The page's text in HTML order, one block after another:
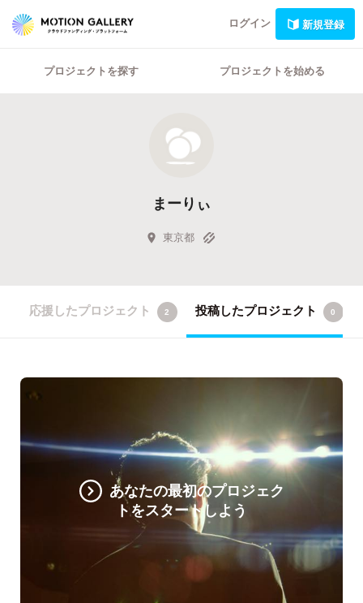
ログイン 新規登録
プロジェクトを探す プロジェクトを始める
まーりぃ
東京都
応援したプロジェクト 2 投稿したプロジェクト 0
あなたの最初のプロジェク
トをスタートしよう